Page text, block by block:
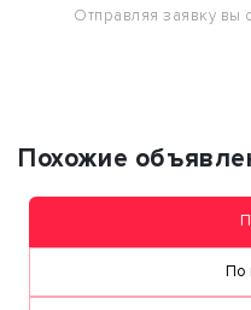
Отправляя заявку вы
Похожие
По